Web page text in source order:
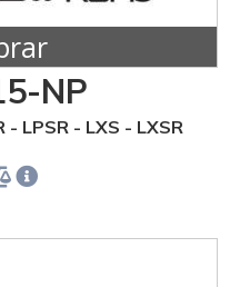
NP
- LPSR - LXS - LXSR